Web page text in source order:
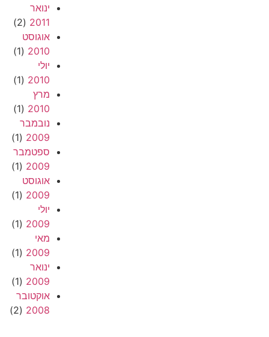
ינואר
2011
(2)
אוגוסט
2010
(1)
יולי
2010
(1)
מרץ
2010
(1)
נובמבר
2009
(1)
ספטמבר
2009
(1)
אוגוסט
2009
(1)
יולי
2009
(1)
מאי
2009
(1)
ינואר
2009
(1)
אוקטובר
2008
(2)